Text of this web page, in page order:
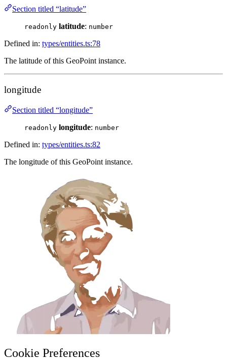
Section titled “latitude”
readonly latitude: number
Defined in: types/entities.ts:78
The latitude of this GeoPoint instance.
longitude
Section titled “longitude”
readonly longitude: number
Defined in: types/entities.ts:82
The longitude of this GeoPoint instance.
Cookie Preferences